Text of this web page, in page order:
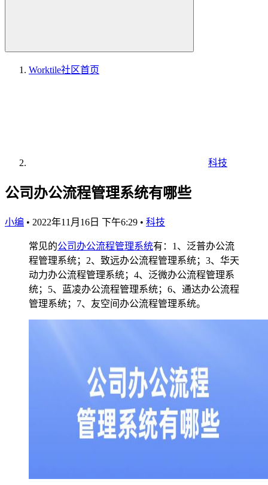
Worktile社区首页
科技
公司办公流程管理系统有哪些
小编 • 2022年11月16日 下午6:29 • 科技
常见的公司 办公流程管理系统有：1、泛普办公流
程管理系统；2、致远办公流程管理系统；3、华天
动力办公流程管理系统；4、泛微办公流程管理系
统；5、蓝凌办公流程管理系统；6、通达办公流程
管理系统；7、友空间办公流程管理系统。